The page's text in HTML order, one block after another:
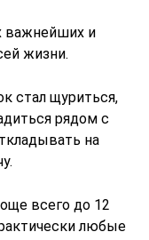
важнейших и
жизни.
стал щуриться,
рядом с
на
всего до 12
любые